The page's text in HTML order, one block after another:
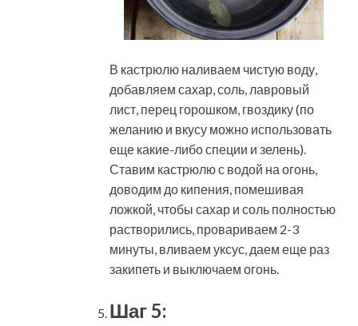
В кастрюлю наливаем чистую воду,
добавляем сахар, соль, лавровый
лист, перец горошком, гвоздику (по
желанию и вкусу можно использовать
еще какие-либо специи и зелень).
Ставим кастрюлю с водой на огонь,
доводим до кипения, помешивая
ложкой, чтобы сахар и соль полностью
растворились, провариваем 2-3
минуты, вливаем уксус, даем еще раз
закипеть и выключаем огонь.
Шаг 5: